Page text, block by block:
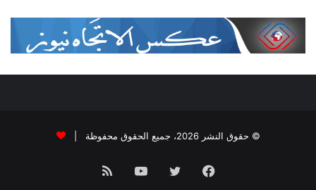
© حقوق النشر 2026، جميع الحقوق محفوظة |
فيسبوك تويتر يوتيوب